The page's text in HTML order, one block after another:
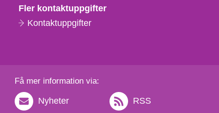
Fler kontaktuppgifter
Kontaktuppgifter
Få mer information via:
Nyheter RSS